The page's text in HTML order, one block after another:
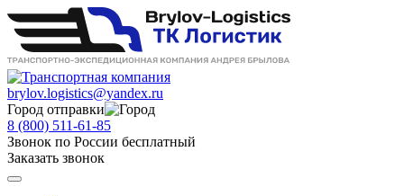
brylov.logistics@yandex.ru
Город отправки
8 (800) 511-61-85
Звонок по России бесплатный
Заказать звонок